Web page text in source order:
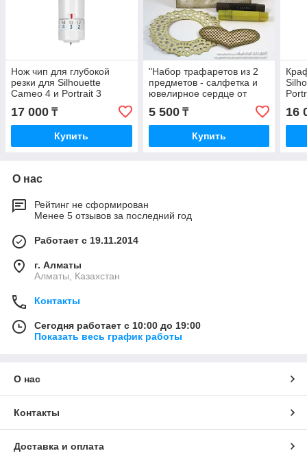
Нож чип для глубокой
резки для Silhouette
Cameo 4 и Portrait 3
17 000 ₸
Купить
"Набор трафаретов из 2
предметов - салфетка и
ювелирное сердце от
Пестрого кота.
5 500₸
Купить
16
О нас
Рейтинг не сформирован
Менее 5 отзывов за последний год
Работает с 19.11.2014
г. Алматы
Алматы, Казахстан
Контакты
Сегодня работает с 10:00 до 19:00
Показать весь график работы
О нас
Контакты
Доставка и оплата